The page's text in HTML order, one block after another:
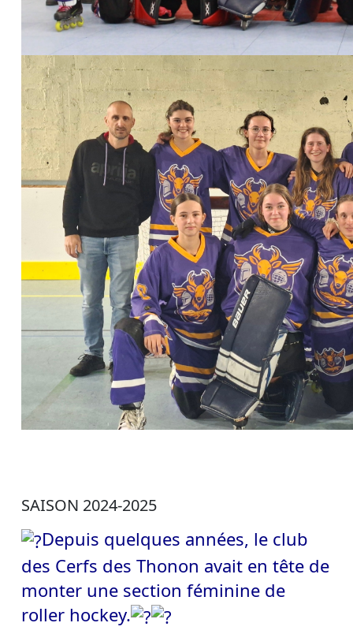
SAISON 2024-2025
Depuis quelques années, le club
des Cerfs des Thonon avait en tête de
monter une section féminine de
roller hockey.